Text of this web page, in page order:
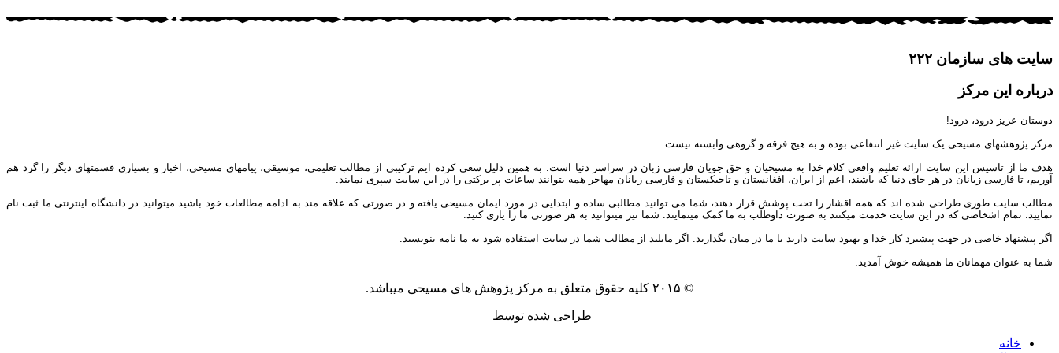
سایت های سازمان ۲۲۲
درباره این مرکز
دوستان عزیز درود، درود!
مرکز پژوهشهای مسیحی یک سایت غیر انتفاعی بوده و به هیچ فرقه و گروهی وابسته نیست.
هدف ما از تاسیس این سایت ارائه تعلیم واقعی کلام خدا به مسیحیان و حق جویان فارسی زبان در سراسر دنیا است. به همین دلیل سعی کرده ایم ترکیبی از مطالب تعلیمی، موسیقی، پیامهای مسیحی، اخبار و بسیاری قسمتهای دیگر را گرد هم
آوریم، تا فارسی زبانان در هر جای دنیا که باشند، اعم از ایران، افغانستان و تاجیکستان و فارسی زبانان مهاجر همه بتوانند ساعات پر برکتی را در این سایت سپری نمایند.
مطالب سایت طوری طراحی شده اند که همه اقشار را تحت پوشش قرار دهند، شما می توانید مطالبی ساده و ابتدایی در مورد ایمان مسیحی یافته و در صورتی که علاقه مند به ادامه مطالعات خود باشید میتوانید در دانشگاه اینترنتی ما ثبت نام
نمایید. تمام اشخاصی که در این سایت خدمت میکنند به صورت داوطلب به ما کمک مینمایند. شما نیز میتوانید به هر صورتی ما را یاری کنید.
اگر پیشنهاد خاصی در جهت پیشبرد کار خدا و بهبود سایت دارید با ما در میان بگذارید. اگر مایلید از مطالب شما در سایت استفاده شود به ما نامه بنویسید.
شما به عنوان مهمانان ما همیشه خوش آمدید.
© ۲۰۱۵ کلیه حقوق متعلق به مرکز پژوهش های مسیحی میباشد.
طراحی شده توسط
خانه